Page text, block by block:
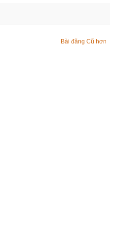
Bài đăng Cũ hơn